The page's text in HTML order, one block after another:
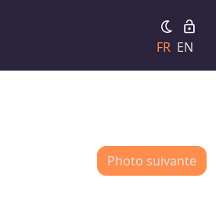
FR EN
Photo suivante